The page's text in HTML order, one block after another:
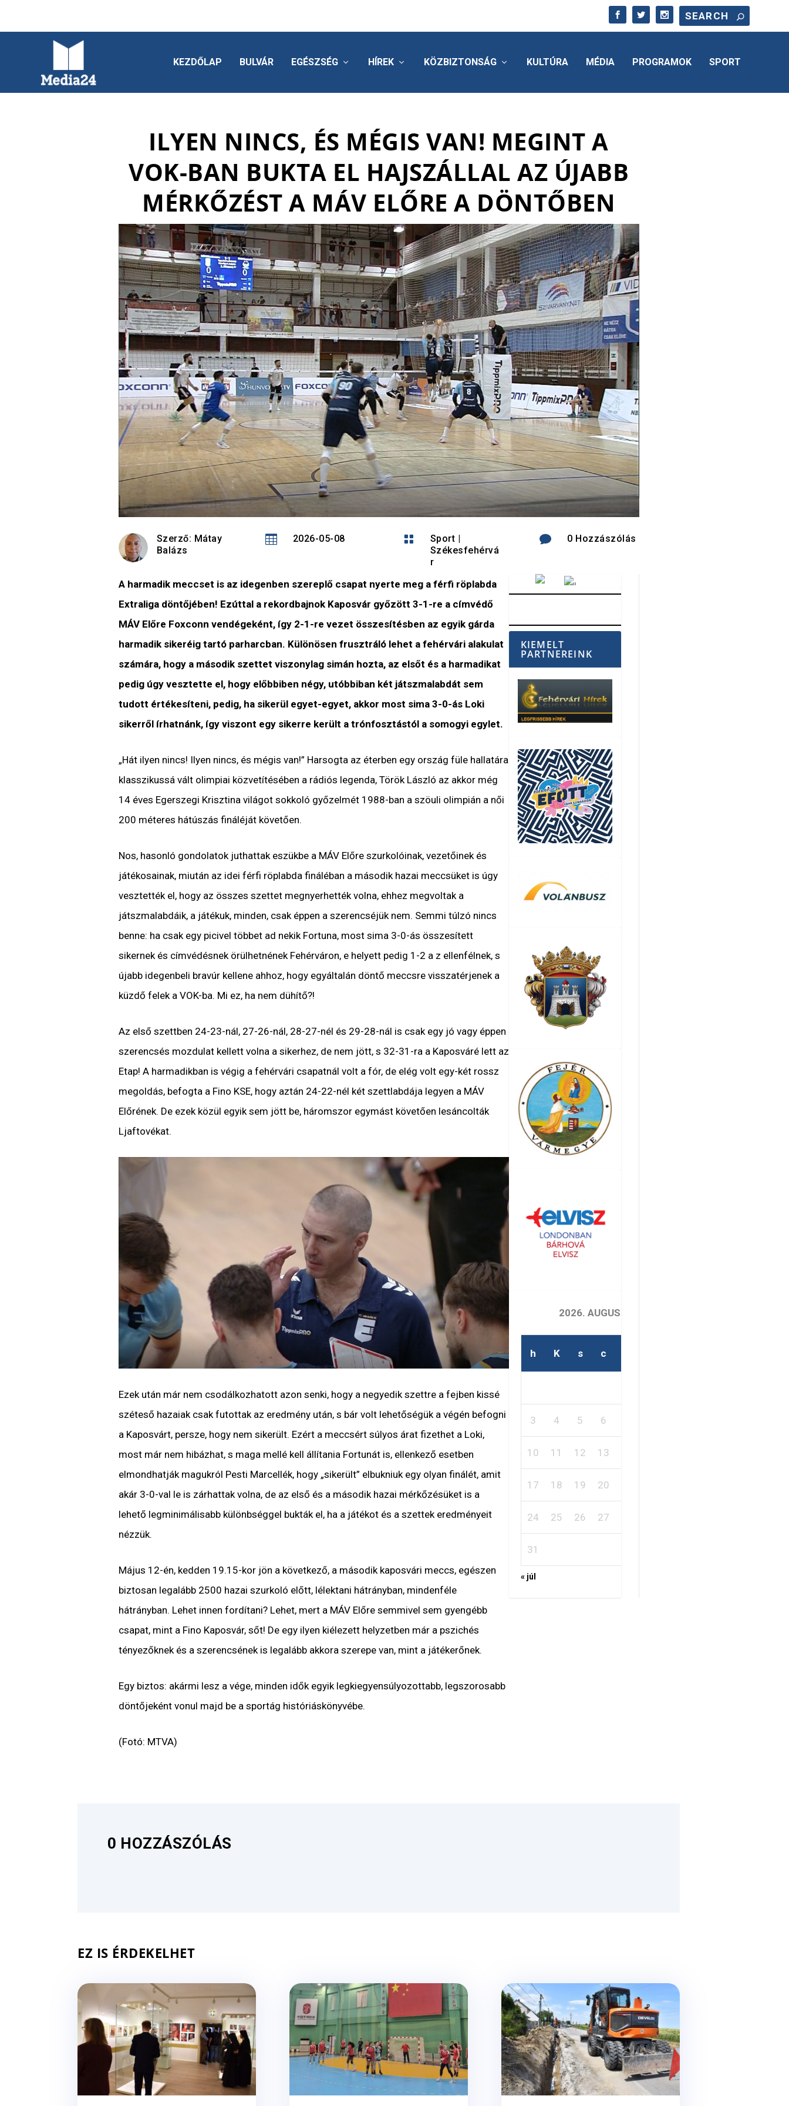
KEZDŐLAP BULVÁR EGÉSZSÉG HÍREK KÖZBIZTONSÁG KULTÚRA MÉDIA PROGRAMOK SPORT
ILYEN NINCS, ÉS MÉGIS VAN! MEGINT A
VOK-BAN BUKTA EL HAJSZÁLLAL AZ ÚJABB
MÉRKŐZÉST A MÁV ELŐRE A DÖNTŐBEN
Szerző: Mátay
Balázs
 2026-05-08  Sport |
Székesfehérvá
r
 0 Hozzászólás
A harmadik meccset is az idegenben szereplő csapat nyerte meg a férfi röplabda
Extraliga döntőjében! Ezúttal a rekordbajnok Kaposvár győzött 3-1-re a címvédő
MÁV Előre Foxconn vendégeként, így 2-1-re vezet összesítésben az egyik gárda
harmadik sikeréig tartó parharcban. Különösen frusztráló lehet a fehérvári alakulat
számára, hogy a második szettet viszonylag simán hozta, az elsőt és a harmadikat
pedig úgy vesztette el, hogy előbbiben négy, utóbbiban két játszmalabdát sem
tudott értékesíteni, pedig, ha sikerül egyet-egyet, akkor most sima 3-0-ás Loki
sikerről írhatnánk, így viszont egy sikerre került a trónfosztástól a somogyi egylet.
„Hát ilyen nincs! Ilyen nincs, és mégis van!” Harsogta az éterben egy ország füle hallatára
klasszikussá vált olimpiai közvetítésében a rádiós legenda, Török László az akkor még
14 éves Egerszegi Krisztina világot sokkoló győzelmét 1988-ban a szöuli olimpián a női
200 méteres hátúszás fináléját követően.
Nos, hasonló gondolatok juthattak eszükbe a MÁV Előre szurkolóinak, vezetőinek és
játékosainak, miután az idei férfi röplabda fináléban a második hazai meccsüket is úgy
vesztették el, hogy az összes szettet megnyerhették volna, ehhez megvoltak a
játszmalabdáik, a játékuk, minden, csak éppen a szerencséjük nem. Semmi túlzó nincs
benne: ha csak egy picivel többet ad nekik Fortuna, most sima 3-0-ás összesített
sikernek és címvédésnek örülhetnének Fehérváron, e helyett pedig 1-2 a z ellenfélnek, s
újabb idegenbeli bravúr kellene ahhoz, hogy egyáltalán döntő meccsre visszatérjenek a
küzdő felek a VOK-ba. Mi ez, ha nem dühítő?!
Az első szettben 24-23-nál, 27-26-nál, 28-27-nél és 29-28-nál is csak egy jó vagy éppen
szerencsés mozdulat kellett volna a sikerhez, de nem jött, s 32-31-ra a Kaposváré lett az
Etap! A harmadikban is végig a fehérvári csapatnál volt a fór, de elég volt egy-két rossz
megoldás, befogta a Fino KSE, hogy aztán 24-22-nél két szettlabdája legyen a MÁV
Előrének. De ezek közül egyik sem jött be, háromszor egymást követően lesáncolták
Ljaftovékat.
Ezek után már nem csodálkozhatott azon senki, hogy a negyedik szettre a fejben kissé
széteső hazaiak csak futottak az eredmény után, s bár volt lehetőségük a végén befogni
a Kaposvárt, persze, hogy nem sikerült. Ezért a meccsért súlyos árat fizethet a Loki,
most már nem hibázhat, s maga mellé kell állítania Fortunát is, ellenkező esetben
elmondhatják magukról Pesti Marcellék, hogy „sikerült” elbukniuk egy olyan finálét, amit
akár 3-0-val le is zárhattak volna, de az első és a második hazai mérkőzésüket is a
lehető legminimálisabb különbséggel bukták el, ha a játékot és a szettek eredményeit
nézzük.
Május 12-én, kedden 19.15-kor jön a következő, a második kaposvári meccs, egészen
biztosan legalább 2500 hazai szurkoló előtt, lélektani hátrányban, mindenféle
hátrányban. Lehet innen fordítani? Lehet, mert a MÁV Előre semmivel sem gyengébb
csapat, mint a Fino Kaposvár, sőt! De egy ilyen kiélezett helyzetben már a pszichés
tényezőknek és a szerencsének is legalább akkora szerepe van, mint a játékerőnek.
Egy biztos: akármi lesz a vége, minden idők egyik legkiegyensúlyozottabb, legszorosabb
döntőjeként vonul majd be a sportág históriáskönyvébe.
(Fotó: MTVA)
KIEMELT
PARTNEREINK
2026. AUGUSZTUS
h K s c
3 4 5 6
10 11 12 13
17 18 19 20
24 25 26 27
31
« júl
0 HOZZÁSZÓLÁS
EZ IS ÉRDEKELHET